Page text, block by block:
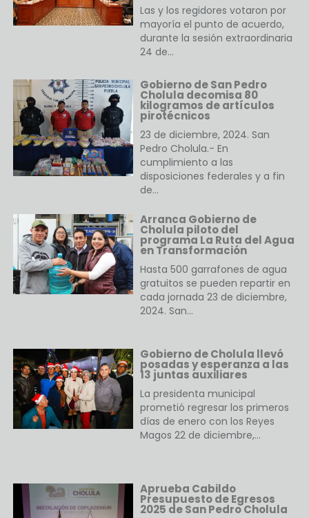
Las y los regidores votaron por
mayoría el punto de acuerdo,
durante la sesión extraordinaria
24 de…
Gobierno de San Pedro
Cholula decomisa 80
kilogramos de artículos
pirotécnicos
23 de diciembre, 2024. San
Pedro Cholula.- En
cumplimiento a las
disposiciones federales y a fin
de…
Arranca Gobierno de
Cholula piloto del
programa La Ruta del Agua
en Transformación
Hasta 500 garrafones de agua
gratuitos se pueden repartir en
cada jornada 23 de diciembre,
2024. San…
Gobierno de Cholula llevó
posadas y esperanza a las
13 juntas auxiliares
La presidenta municipal
prometió regresar los primeros
días de enero con los Reyes
Magos 22 de diciembre,…
Aprueba Cabildo
Presupuesto de Egresos
2025 de San Pedro Cholula